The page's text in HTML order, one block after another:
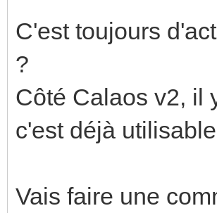
C'est toujours
?
Côté Calaos v2, il
c'est déjà
Vais faire une